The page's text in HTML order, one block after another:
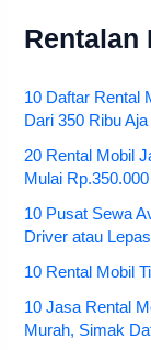
Rentalan
10 Daftar Rental
Dari 350 Ribu Aja
20 Rental Mobil
Mulai Rp.350.000
10 Pusat Sewa
Driver atau
10 Rental Mobil
10 Jasa Rental
Murah, Simak